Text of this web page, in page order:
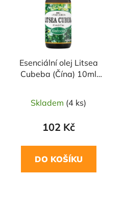
Esenciální olej Litsea
Cubeba (Čína) 10ml
Skladem (4 ks)
102 Kč
DO KOŠÍKU